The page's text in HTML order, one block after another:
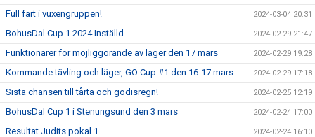
Full fart i vuxengruppen! 2024-03-04 20:31
BohusDal Cup 1 2024 Inställd 2024-02-29 21:47
Funktionärer för möjliggörande av läger den 17 mars 2024-02-29 19:28
Kommande tävling och läger, GO Cup #1 den 16-17 mars 2024-02-29 17:18
Sista chansen till tårta och godisregn! 2024-02-25 12:19
BohusDal Cup 1 i Stenungsund den 3 mars 2024-02-24 17:00
Resultat Judits pokal 1 2024-02-24 16:10